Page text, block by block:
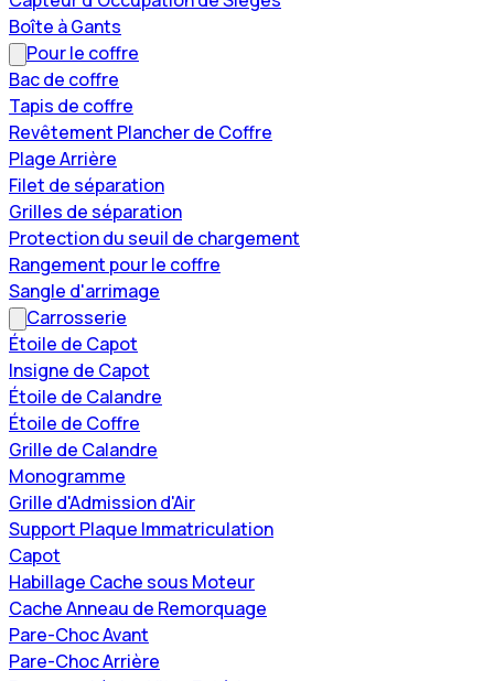
Boîte à Gants
Pour le coffre
Bac de coffre
Tapis de coffre
Revêtement Plancher de Coffre
Plage Arrière
Filet de séparation
Grilles de séparation
Protection du seuil de chargement
Rangement pour le coffre
Sangle d'arrimage
Carrosserie
Étoile de Capot
Insigne de Capot
Étoile de Calandre
Étoile de Coffre
Grille de Calandre
Monogramme
Grille d'Admission d'Air
Support Plaque Immatriculation
Capot
Habillage Cache sous Moteur
Cache Anneau de Remorquage
Pare-Choc Avant
Pare-Choc Arrière